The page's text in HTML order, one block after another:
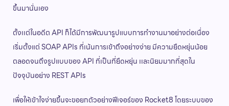
ขึ้นมานั่นเอง
ตั้งเเต่ในอดีต API ก็ได้มีการพัฒนารูปแบบการทำงานมาอย่างต่อเนื่อง
เริ่มตั้งแต่ SOAP APIs ที่เน้นการเข้าถึงอย่างง่าย มีความยืดหยุ่นน้อย
ตลอดจนถึงรูปแบบของ API ที่เป็นที่ยืดหยุ่น เเละนิยมมากที่สุดใน
ปัจจุบันอย่าง REST APIs
เพื่อให้เข้าใจง่ายขึ้นจะขอยกตัวอย่างฟีเจอร์ของ Rocket8 โดยระบบของ